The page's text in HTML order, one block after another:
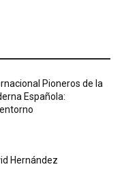
Pioneros de la
Española:
Hernández